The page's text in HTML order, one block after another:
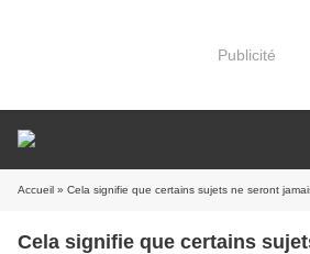
Publicité
Accueil » Cela signifie que certains sujets ne seront
Cela signifie que certains